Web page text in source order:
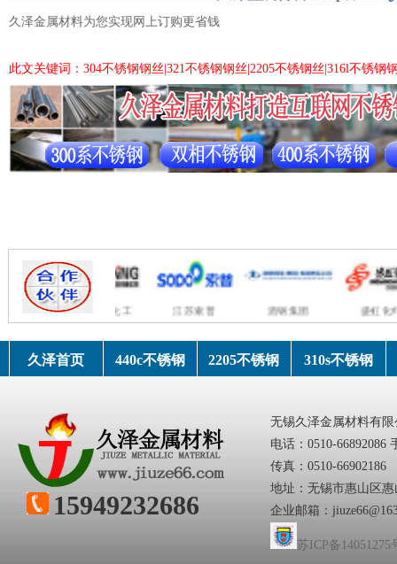
久泽金属材料为您实现网上订购更省钱
此文关键词：304不锈钢钢丝|321不锈钢钢丝|2205不锈钢丝|316l不锈钢
湖北三宁化工 江苏索普 酒钢集团 盛虹化纤
久泽首页 440c不锈钢 2205不锈钢 310s不锈钢
15949232686
无锡久泽金属材料有限
电话：0510-66892086
传真：0510-66902186
地址：无锡市惠山区
企业邮箱：
苏ICP备14051275